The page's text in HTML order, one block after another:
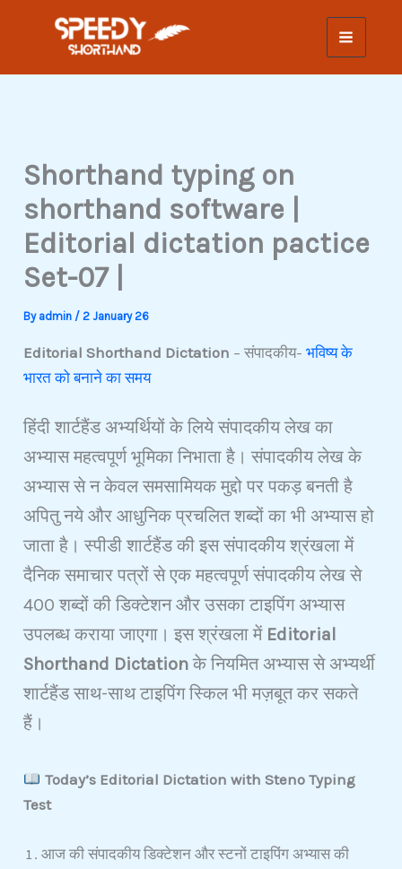
Shorthand typing on
shorthand software |
Editorial dictation pactice
Set-07 |
By admin /2 January 26
Editorial Shorthand Dictation – संपादकीय-भविष्य के
भारत को बनाने का समय
हिंदी शार्टहैंड अभ्यर्थियों के लिये संपादकीय लेख का
अभ्यास महत्वपूर्ण भूमिका निभाता है। संपादकीय लेख के
अभ्यास से न केवल समसामियक मुद्दो पर पकड़ बनती है
अपितु नये और आधुनिक प्रचलित शब्दों का भी अभ्यास हो
जाता है। स्पीडी शार्टहैंड की इस संपादकीय श्रंखला में
दैनिक समाचार पत्रों से एक महत्वपूर्ण संपादकीय लेख से
400 शब्दों की डिक्टेशन और उसका टाइपिंग अभ्यास
उपलब्ध कराया जाएगा। इस श्रंखला में Editorial
Shorthand Dictationके नियमित अभ्यास से अभ्यर्थी
शार्टहैंड साथ-साथ टाइपिंग स्किल भी मज़बूत कर सकते
हैं।
Today’s Editorial Dictation with Steno Typing
Test
आज की संपादकीय डिक्टेशन और स्टनों टाइपिंग अभ्यास की